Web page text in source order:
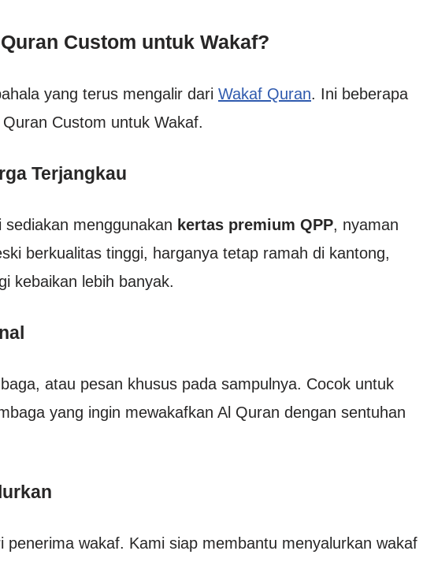
Custom untuk Wakaf?
yang terus mengalir dari Wakaf Quran. Ini beberapa
Custom untuk Wakaf.
Terjangkau
menggunakan kertas premium QPP, nyaman
berkualitas tinggi, harganya tetap ramah di kantong,
kebaikan lebih banyak.
atau pesan khusus pada sampulnya. Cocok untuk
yang ingin mewakafkan Al Quran dengan sentuhan
penerima wakaf. Kami siap membantu menyalurkan wakaf